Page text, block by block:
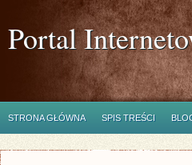
Portal
STRONA GŁÓWNA SPIS TREŚCI